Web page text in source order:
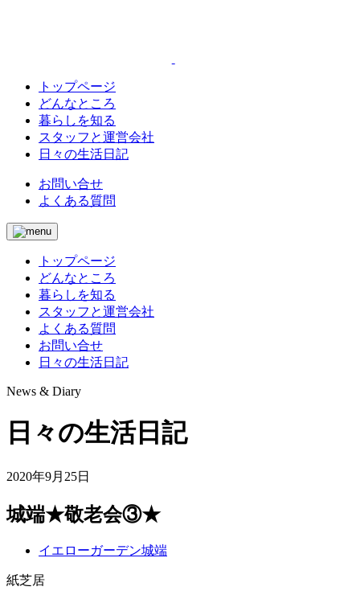
トップページ
どんなところ
暮らしを知る
スタッフと運営会社
日々の生活日記
お問い合せ
よくある質問
トップページ
どんなところ
暮らしを知る
スタッフと運営会社
よくある質問
お問い合せ
日々の生活日記
News & Diary
日々の生活日記
2020年9月25日
城端★敬老会③★
イエローガーデン城端
紙芝居